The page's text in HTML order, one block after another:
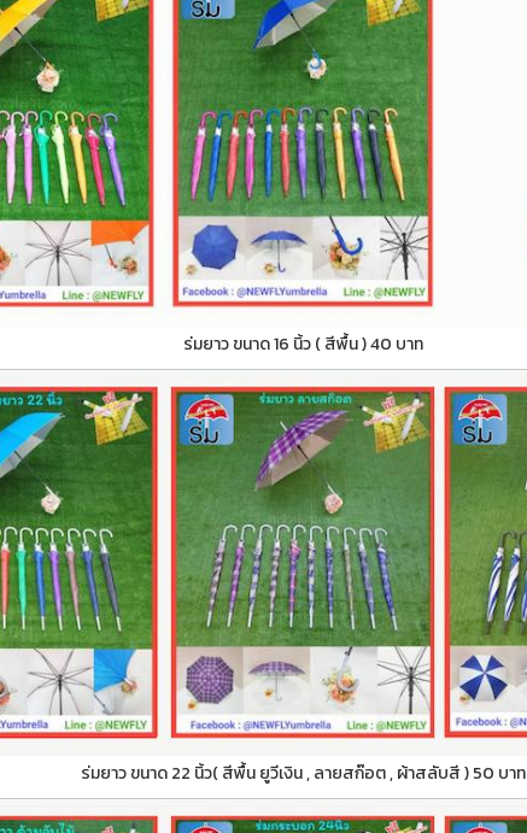
ร่มยาว ขนาด 16 นิ้ว ( สีพื้น ) 40 บาท
ร่มยาว ขนาด 22 นิ้ว( สีพื้น ยูวีเงิน , ลายสก๊อต , ผ้าสลับสี ) 50 บาท